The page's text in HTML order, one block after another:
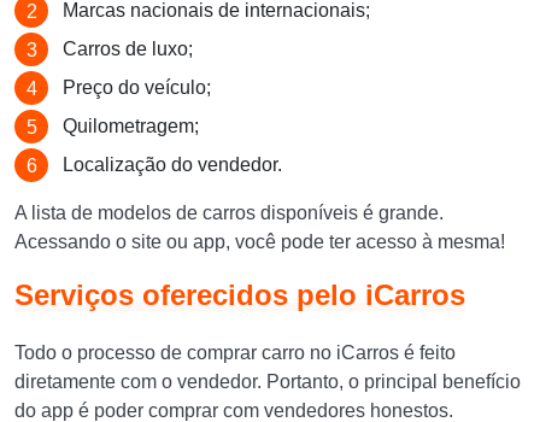
Marcas nacionais de internacionais;
Carros de luxo;
Preço do veículo;
Quilometragem;
Localização do vendedor.
A lista de modelos de carros disponíveis é grande.
Acessando o site ou app, você pode ter acesso à mesma!
Serviços oferecidos pelo iCarros
Todo o processo de comprar carro no iCarros é feito
diretamente com o vendedor. Portanto, o principal benefício
do app é poder comprar com vendedores honestos.